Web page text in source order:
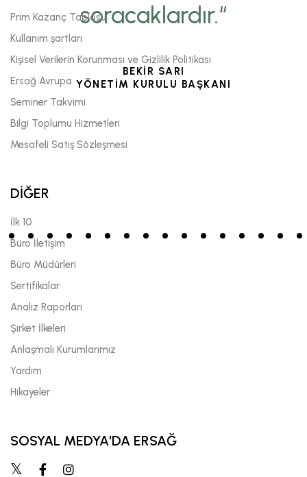
soracaklardır.“
BEKİR SARI
YÖNETİM KURULU BAŞKANI
Prim Kazanç Tablosu
Kullanım şartları
Kişisel Verilerin Korunması ve Gizlilik Politikası
Ersağ Avrupa
Seminer Takvimi
Bilgi Toplumu Hizmetleri
Mesafeli Satış Sözleşmesi
DİĞER
İlk 10
Büro İletişim
Büro Müdürleri
Sertifikalar
Analiz Raporları
Şirket İlkeleri
Anlaşmalı Kurumlarımız
Yardım
Hikayeler
SOSYAL MEDYA'DA ERSAĞ